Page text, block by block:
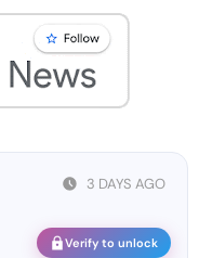
3 DAYS AGO
Verify to unlock